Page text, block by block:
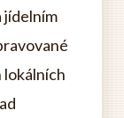
jídelním